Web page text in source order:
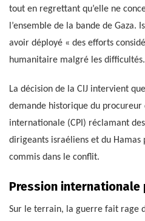
tout en regrettant qu’elle ne
l’ensemble de la bande de Gaza.
avoir déployé « des efforts
humanitaire malgré les difficultés.
La décision de la CIJ intervient
demande historique du procureur
internationale (CPI) réclamant
dirigeants israéliens et du Hamas
commis dans le conflit.
Pression internationale
Sur le terrain, la guerre fait rage